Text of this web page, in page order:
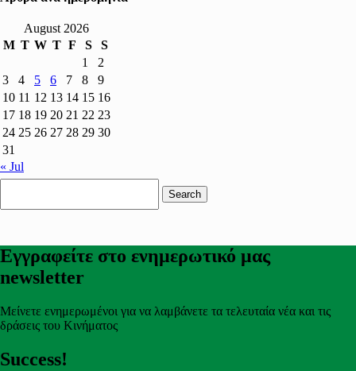
August 2026
M T W T F S
S
1
2
3
4 5 6 7 8
9
10 11 12 13 14 15 16
17 18 19 20 21 22 23
24 25 26 27 28 29 30
31
« Jul
Εγγραφείτε στο ενημερωτικό μας
newsletter
Μείνετε ενημερωμένοι για να λαμβάνετε τα τελευταία νέα και τις
δράσεις του Κινήματος
Success!